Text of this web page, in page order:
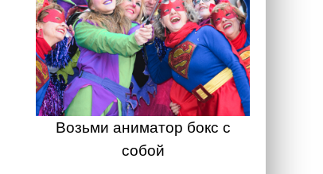
Возьми аниматор бокс с
собой